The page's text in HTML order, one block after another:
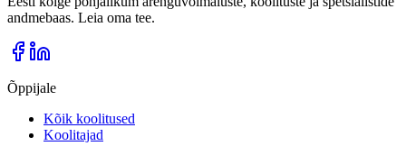
andmebaas. Leia oma tee.
Õppijale
Kõik koolitused
Koolitajad